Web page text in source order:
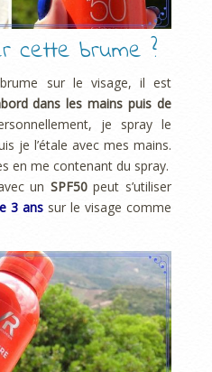
cette brume ?
sur le visage, il est
dans les mains puis de
je spray le
je l’étale avec mes mains.
en me contenant du spray.
un SPF50peut s’utiliser
3 ans sur le visage comme